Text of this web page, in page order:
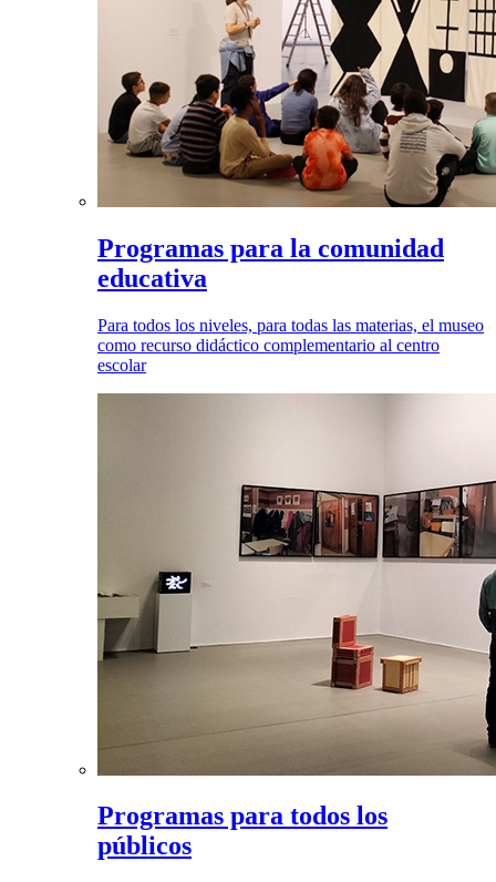
Programas para la comunidad
educativa
Para todos los niveles, para todas las materias, el museo
como recurso didáctico complementario al centro
escolar
Programas para todos los
públicos